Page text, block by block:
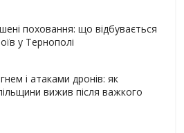
поховання: що відбувається
у Тернополі
і атаками дронів: як
вижив після важкого